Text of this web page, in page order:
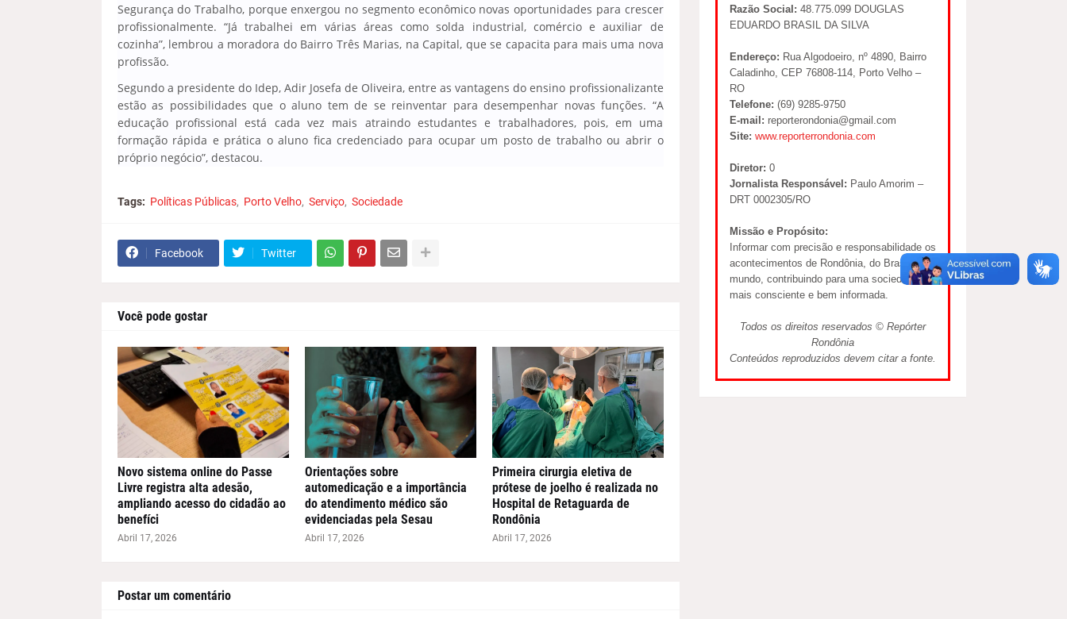
Segurança do Trabalho, porque enxergou no segmento econômico novas oportunidades para crescer
profissionalmente. “Já trabalhei em várias áreas como solda industrial, comércio e auxiliar de
cozinha”, lembrou a moradora do Bairro Três Marias, na Capital, que se capacita para mais uma nova
profissão.
Segundo a presidente do Idep, Adir Josefa de Oliveira, entre as vantagens do ensino profissionalizante
estão as possibilidades que o aluno tem de se reinventar para desempenhar novas funções. “A
educação profissional está cada vez mais atraindo estudantes e trabalhadores, pois, em uma
formação rápida e prática o aluno fica credenciado para ocupar um posto de trabalho ou abrir o
próprio negócio”, destacou.
Tags: Políticas Públicas Porto Velho Serviço Sociedade
Facebook Twitter
Você pode gostar
Novo sistema online do Passe
Livre registra alta adesão,
ampliando acesso do cidadão ao
benefíci
Abril 17, 2026
Orientações sobre
automedicação e a importância
do atendimento médico são
evidenciadas pela Sesau
Abril 17, 2026
Primeira cirurgia eletiva de
prótese de joelho é realizada no
Hospital de Retaguarda de
Rondônia
Abril 17, 2026
Postar um comentário
Razão Social: 48.775.099 DOUGLAS
EDUARDO BRASIL DA SILVA
Endereço: Rua Algodoeiro, nº 4890, Bairro
Caladinho, CEP 76808-114, Porto Velho –
RO
Telefone: (69) 9285-9750
E-mail: reporterondonia@gmail.com
Site: www.reporterrondonia.com
Diretor: 0
Jornalista Responsável: Paulo Amorim –
DRT 0002305/RO
Missão e Propósito:
Informar com precisão e responsabilidade os
acontecimentos de Rondônia, do Brasil e do
mundo, contribuindo para uma sociedade
mais consciente e bem informada.
Todos os direitos reservados © Repórter
Rondônia
Conteúdos reproduzidos devem citar a fonte.